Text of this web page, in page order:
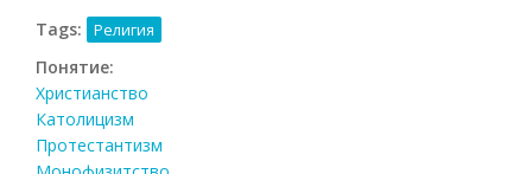
Tags: Религия
Понятие:
Христианство
Католицизм
Протестантизм